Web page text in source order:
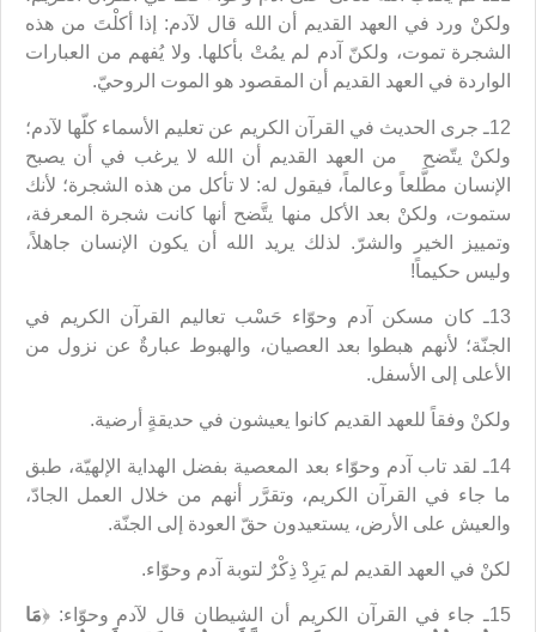
ولكنْ ورد في العهد القديم أن الله قال لآدم: إذا أكلْتَ من هذه
الشجرة تموت، ولكنّ آدم لم يمُتْ بأكلها. ولا يُفهم من العبارات
الواردة في العهد القديم أن المقصود هو الموت الروحيّ.
12ـ جرى الحديث في القرآن الكريم عن تعليم الأسماء كلّها لآدم؛
ولكنْ يتّضح من العهد القديم أن الله لا يرغب في أن يصبح
الإنسان مطَّلعاً وعالماً، فيقول له: لا تأكل من هذه الشجرة؛ لأنك
ستموت، ولكنْ بعد الأكل منها يتَّضح أنها كانت شجرة المعرفة،
وتمييز الخير والشرّ. لذلك يريد الله أن يكون الإنسان جاهلاً،
وليس حكيماً!
13ـ كان مسكن آدم وحوّاء حَسْب تعاليم القرآن الكريم في
الجنّة؛ لأنهم هبطوا بعد العصيان، والهبوط عبارةٌ عن نزول من
الأعلى إلى الأسفل.
ولكنْ وفقاً للعهد القديم كانوا يعيشون في حديقةٍ أرضية.
14ـ لقد تاب آدم وحوّاء بعد المعصية بفضل الهداية الإلهيّة، طبق
ما جاء في القرآن الكريم، وتقرَّر أنهم من خلال العمل الجادّ،
والعيش على الأرض، يستعيدون حقّ العودة إلى الجنّة.
لكنْ في العهد القديم لم يَرِدْ ذِكْرٌ لتوبة آدم وحوّاء.
15ـ جاء في القرآن الكريم أن الشيطان قال لآدم وحوّاء: ﴿
مَا